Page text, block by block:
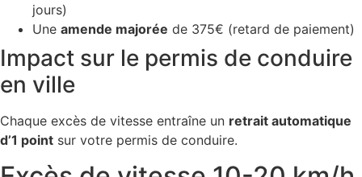
jours)
Une amende majorée de 375€ (retard de paiement)
Impact sur le permis de conduire
en ville
Chaque excès de vitesse entraîne un retrait automatique
d’1 point sur votre permis de conduire.